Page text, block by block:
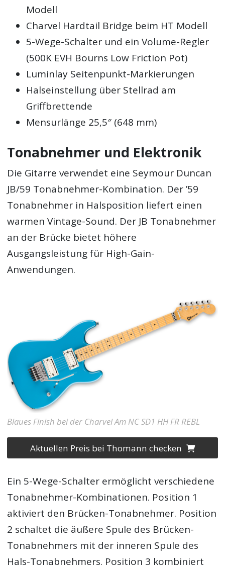
Modell
Charvel Hardtail Bridge beim HT Modell
5-Wege-Schalter und ein Volume-Regler
(500K EVH Bourns Low Friction Pot)
Luminlay Seitenpunkt-Markierungen
Halseinstellung über Stellrad am
Griffbrettende
Mensurlänge 25,5″ (648 mm)
Tonabnehmer und Elektronik
Die Gitarre verwendet eine Seymour Duncan
JB/59 Tonabnehmer-Kombination. Der ’59
Tonabnehmer in Halsposition liefert einen
warmen Vintage-Sound. Der JB Tonabnehmer
an der Brücke bietet höhere
Ausgangsleistung für High-Gain-
Anwendungen.
Blaues Finish bei der Charvel Am NC SD1 HH FR REBL
Aktuellen Preis bei Thomann checken
Ein 5-Wege-Schalter ermöglicht verschiedene
Tonabnehmer-Kombinationen. Position 1
aktiviert den Brücken-Tonabnehmer. Position
2 schaltet die äußere Spule des Brücken-
Tonabnehmers mit der inneren Spule des
Hals-Tonabnehmers. Position 3 kombiniert